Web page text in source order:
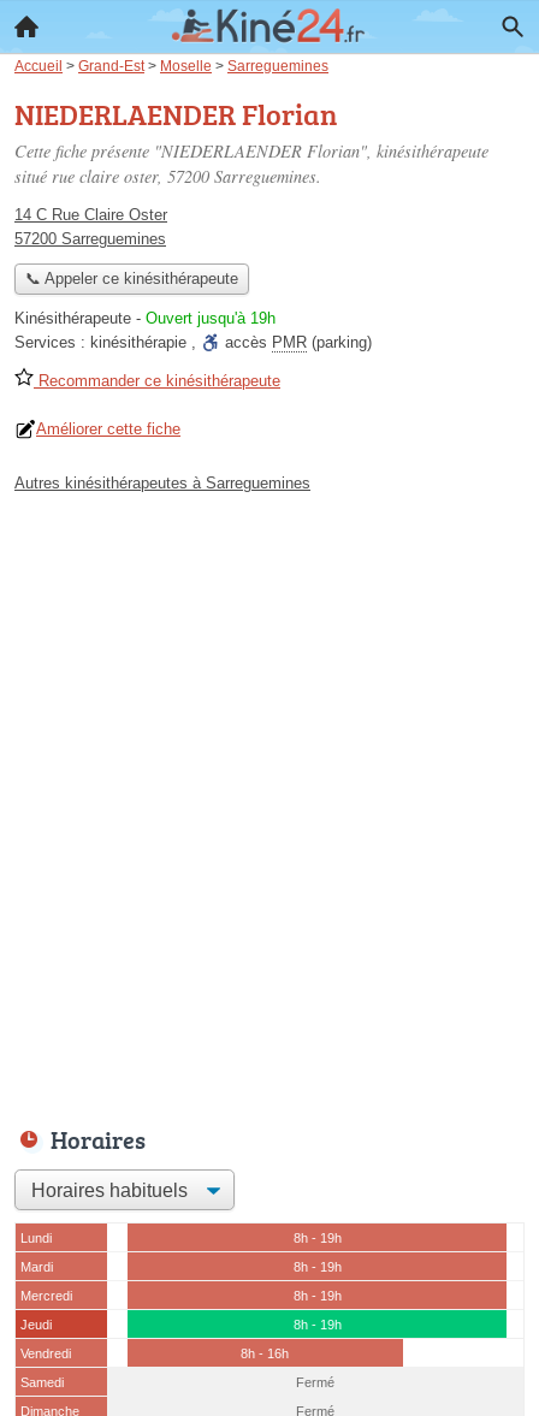
Accueil > Grand-Est > Moselle > Sarreguemines
NIEDERLAENDER Florian
Cette fiche présente "NIEDERLAENDER Florian", kinésithérapeute
situé rue claire oster, 57200 Sarreguemines.
14 C Rue Claire Oster
57200 Sarreguemines
📞 Appeler ce kinésithérapeute
Kinésithérapeute - Ouvert jusqu'à 19h
Services : kinésithérapie , accès PMR (parking)
Recommander ce kinésithérapeute
Améliorer cette fiche
Autres kinésithérapeutes à Sarreguemines
Horaires
Lundi
8h - 19h
Mardi
8h - 19h
Mercredi
8h - 19h
Jeudi
8h - 19h
Vendredi
8h - 16h
Samedi
Fermé
Dimanche
Fermé